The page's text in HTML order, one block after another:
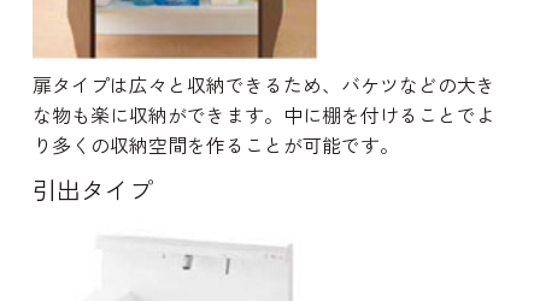
扉タイプは広々と収納できるため、バケツなどの大き
な物も楽に収納ができます。中に棚を付けることでよ
り多くの収納空間を作ることが可能です。
引出タイプ